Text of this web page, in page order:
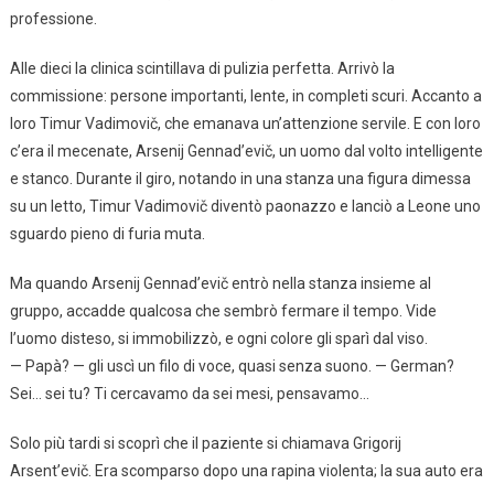
professione.
Alle dieci la clinica scintillava di pulizia perfetta. Arrivò la
commissione: persone importanti, lente, in completi scuri. Accanto a
loro Timur Vadimovič, che emanava un’attenzione servile. E con loro
c’era il mecenate, Arsenij Gennad’evič, un uomo dal volto intelligente
e stanco. Durante il giro, notando in una stanza una figura dimessa
su un letto, Timur Vadimovič diventò paonazzo e lanciò a Leone uno
sguardo pieno di furia muta.
Ma quando Arsenij Gennad’evič entrò nella stanza insieme al
gruppo, accadde qualcosa che sembrò fermare il tempo. Vide
l’uomo disteso, si immobilizzò, e ogni colore gli sparì dal viso.
— Papà? — gli uscì un filo di voce, quasi senza suono. — German?
Sei… sei tu? Ti cercavamo da sei mesi, pensavamo…
Solo più tardi si scoprì che il paziente si chiamava Grigorij
Arsent’evič. Era scomparso dopo una rapina violenta; la sua auto era